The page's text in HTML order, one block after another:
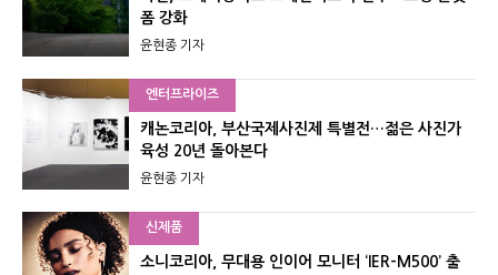
폼 강화
윤현종 기자
엔터프라이즈
캐논코리아, 부산국제사진제 특별전…젊은 사진가
육성 20년 돌아본다
윤현종 기자
신제품
소니코리아, 무대용 인이어 모니터 ‘IER-M500’ 출